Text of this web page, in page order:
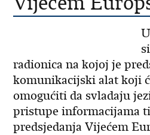
radionica na kojoj je
komunikacijski alat koji
omogućiti da svladaju
pristupe informacijama
predsjedanja Vijećem